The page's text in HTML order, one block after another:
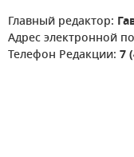
Главный редактор:
Адрес электронной
Телефон Редакции: 7